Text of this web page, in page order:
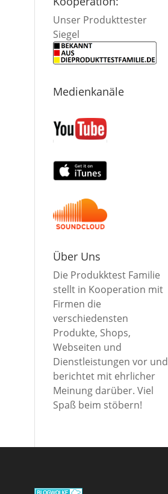
Unser Produkttester
Siegel
Medienkanäle
Über Uns
Die Produkktest Familie
stellt in Kooperation mit
Firmen die
verschiedensten
Produkte, Shops,
Webseiten und
Dienstleistungen vor und
berichtet mit ehrlicher
Meinung darüber. Viel
Spaß beim stöbern!